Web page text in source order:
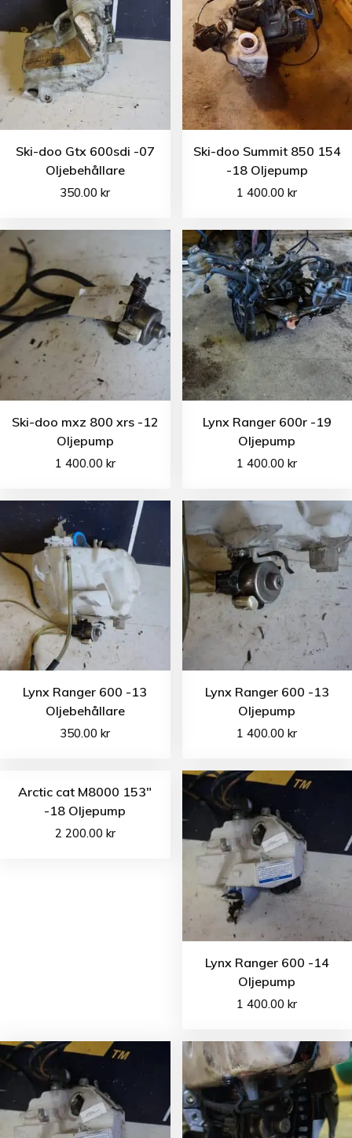
Ski-doo Gtx 600sdi -07
Oljebehållare
350.00kr
Ski-doo Summit 850 154
-18 Oljepump
1 400.00kr
Ski-doo mxz 800 xrs -12
Oljepump
1 400.00 kr
Lynx Ranger 600r -19
Oljepump
1 400.00kr
Lynx Ranger 600 -13
Oljebehållare
350.00kr
Lynx Ranger 600 -13
Oljepump
1 400.00kr
Arctic cat M8000 153″
-18 Oljepump
2 200.00 kr
Lynx Ranger 600 -14
Oljepump
1 400.00kr